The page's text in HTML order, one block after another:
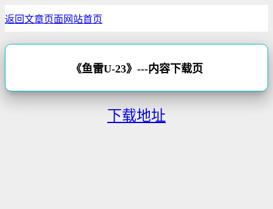
返回文章页面 网站首页
《鱼雷U-23》---内容下载页
下载地址